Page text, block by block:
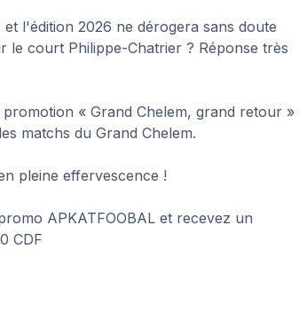
l'édition 2026 ne dérogera sans doute
le court Philippe-Chatrier ? Réponse très
« Grand Chelem, grand retour »
matchs du Grand Chelem.
pleine effervescence !
APKATFOOBAL et recevez un
CDF